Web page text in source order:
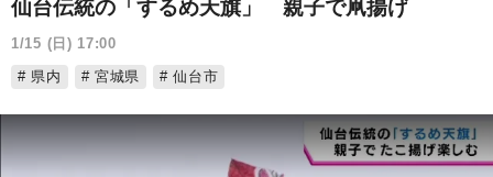
仙台伝統の「するめ天旗」 親子で凧揚げ
1/15 (日) 17:00
県内
宮城県 仙台市